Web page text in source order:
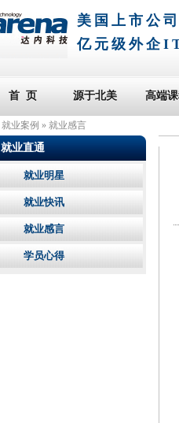
美国上市公司
亿元级外企
首 页 源于北美 高端
就业案例 » 就业感言
就业直通
就业明星
就业快讯
就业感言
学员心得